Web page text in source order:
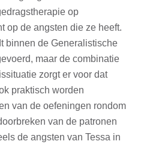
op
op de angsten die ze heeft.
binnen de Generalistische
maar de combinatie
zorgt er voor dat
praktisch worden
van de oefeningen rondom
van de patronen
de angsten van Tessa in